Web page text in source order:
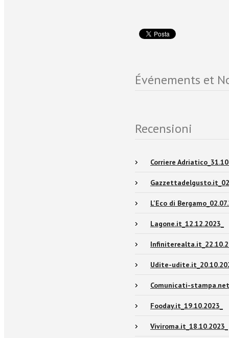
Événements et
Recensioni
Corriere
L'Eco di
Lagone.it_12.12.2023_
Udite-
Comunicati-
Fooday.it_19.10.2023_
Viviroma.it_18.10.2023_